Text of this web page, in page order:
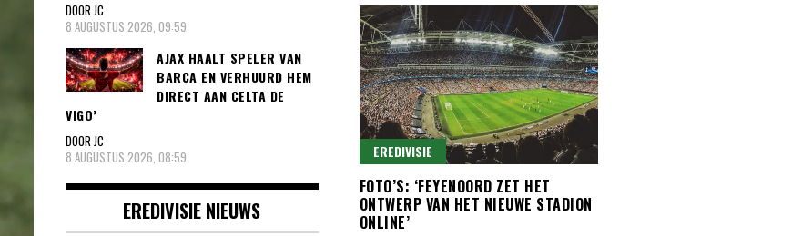
EREDIVISIE
FOTO’S: ‘FEYENOORD ZET HET
ONTWERP VAN HET NIEUWE STADION
ONLINE’
DOOR JC
8 AUGUSTUS 2026, 09:59
AJAX HAALT SPELER VAN
BARCA EN VERHUURD HEM
DIRECT AAN CELTA DE
VIGO’
DOOR JC
8 AUGUSTUS 2026, 08:59
EREDIVISIE NIEUWS